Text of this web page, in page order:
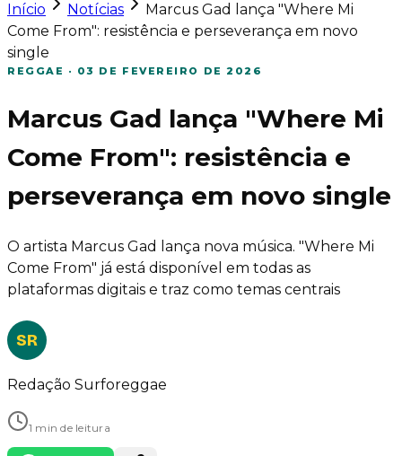
Início Notícias
Marcus Gad lança "Where Mi
Come From": resistência e perseverança em novo
single
REGGAE · 03 DE FEVEREIRO DE 2026
Marcus Gad lança "Where Mi
Come From": resistência e
perseverança em novo single
O artista Marcus Gad lança nova música. "Where Mi
Come From" já está disponível em todas as
plataformas digitais e traz como temas centrais
SR
Redação Surforeggae
1 min de leitura